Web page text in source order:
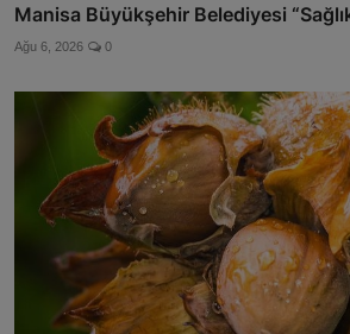
Manisa Büyükşehir Belediyesi
Ağu 6, 2026 0